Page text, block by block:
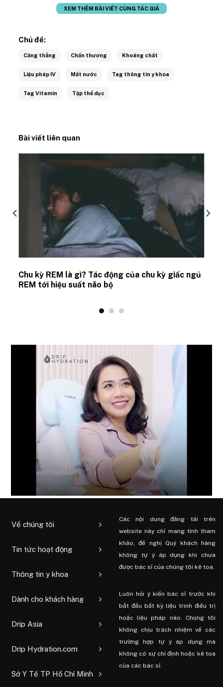
XEM THÊM BÀI VIẾT CÙNG TÁC GIẢ
Chủ đề:
Căng thẳng Chấn thương Khoáng chất
Liệu pháp IV Mất nước Tag thông tin y khoa
Tag Vitamin Tập thể dục
Bài viết liên quan
Chu kỳ REM là gì? Tác động của chu kỳ giấc ngủ
REM tới hiệu suất não bộ
Về chúng tôi
Tin tức hoạt động
Thông tin y khoa
Dành cho khách hàng
Drip Asia
Drip Hydration.com
Sở Y Tế TP Hồ Chí Minh
Các nội dung đăng tải trên
website này chỉ mang tính tham
khảo, đề nghị Quý khách hàng
không tự ý áp dụng khi chưa
được bác sĩ của chúng tôi kê toa.
Luôn hỏi ý kiến ​​bác sĩ trước khi
bắt đầu bất kỳ liệu trình điều trị
hoặc liệu pháp nào. Chúng tôi
không chịu trách nhiệm về các
trường hợp tự ý áp dụng mà
không có sự chỉ định hoặc kê toa
của các bác sĩ.